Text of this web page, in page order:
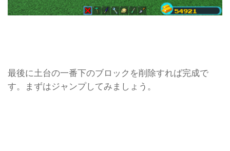
最後に土台の一番下のブロックを削除すれば完成で
す。まずはジャンプしてみましょう。